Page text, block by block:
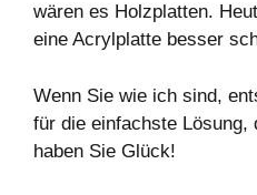
wären es Holzplatten.
eine Acrylplatte besser
Wenn Sie wie ich sind,
für die einfachste Lösung,
haben Sie Glück!